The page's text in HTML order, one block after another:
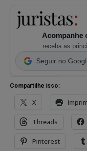
Acompanhe
receba as
Seguir no
Compartilhe isso:
X
Threads
Pinterest